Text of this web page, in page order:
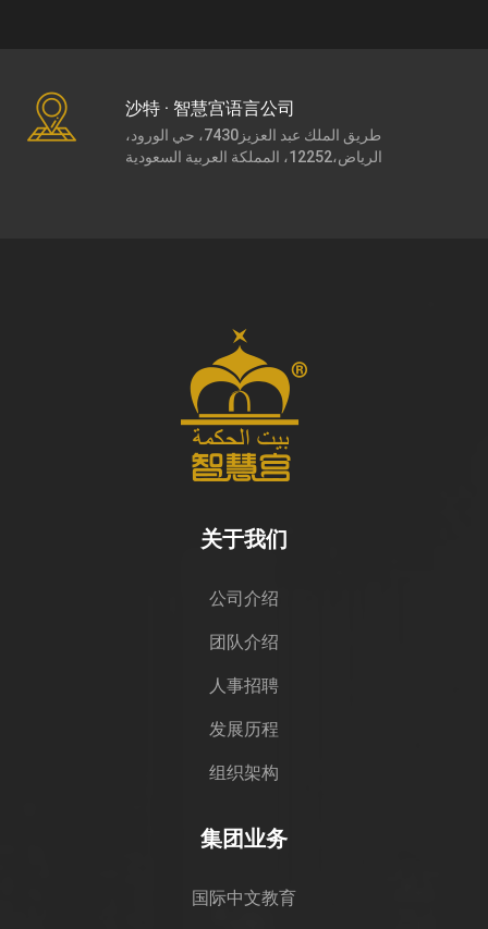
沙特 · 智慧宫语言公司
طريق الملك عبد العزيز7430، حي الورود،
الرياض،12252، المملكة العربية السعودية
关于我们
公司介绍
团队介绍
人事招聘
发展历程
组织架构
集团业务
国际中文教育